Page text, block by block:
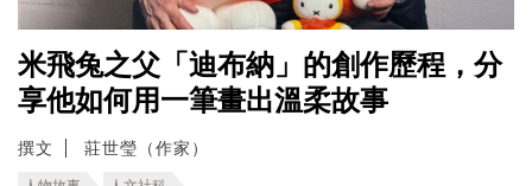
米飛兔之父「迪布納」的創作歷程，分
享他如何用一筆畫出溫柔故事
撰文 莊世瑩（作家）